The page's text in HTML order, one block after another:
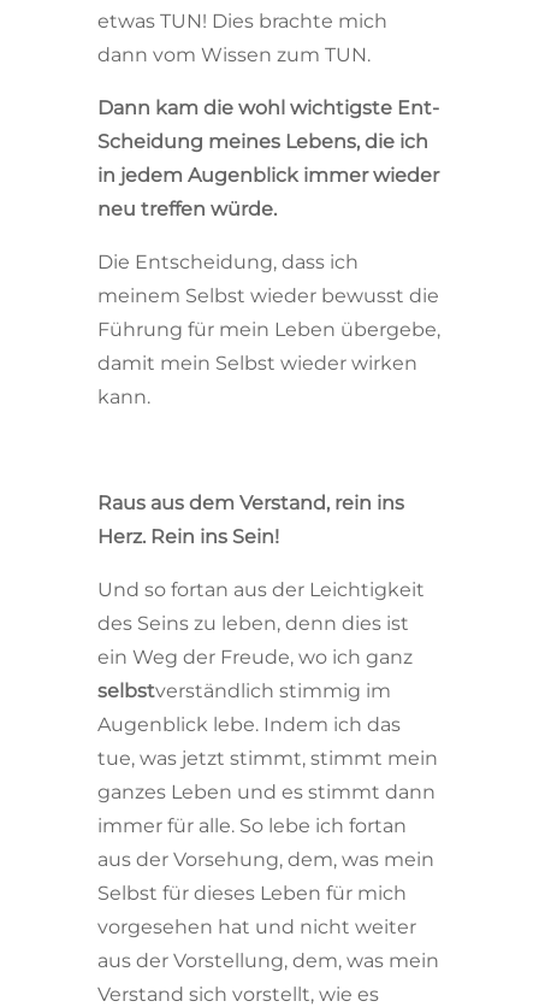
etwas TUN! Dies brachte mich
dann vom Wissen zum TUN.
Dann kam die wohl wichtigste Ent-
Scheidung meines Lebens, die ich
in jedem Augenblick immer wieder
neu treffen würde.
Die Entscheidung, dass ich
meinem Selbst wieder bewusst die
Führung für mein Leben übergebe,
damit mein Selbst wieder wirken
kann.
Raus aus dem Verstand, rein ins
Herz. Rein ins Sein!
Und so fortan aus der Leichtigkeit
des Seins zu leben, denn dies ist
ein Weg der Freude, wo ich ganz
selbstverständlich stimmig im
Augenblick lebe. Indem ich das
tue, was jetzt stimmt, stimmt mein
ganzes Leben und es stimmt dann
immer für alle. So lebe ich fortan
aus der Vorsehung, dem, was mein
Selbst für dieses Leben für mich
vorgesehen hat und nicht weiter
aus der Vorstellung, dem, was mein
Verstand sich vorstellt, wie es